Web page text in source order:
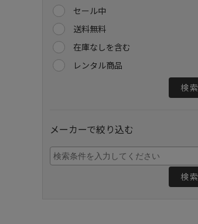
セール中
送料無料
在庫なしを含む
レンタル商品
検索
メーカーで絞り込む
検索